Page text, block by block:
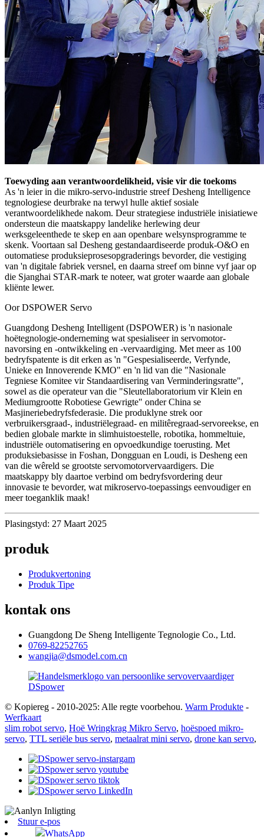
Toewyding aan verantwoordelikheid, visie vir die toekoms
As 'n leier in die mikro-servo-industrie streef Desheng Intelligence
tegnologiese deurbrake na terwyl hulle aktief sosiale
verantwoordelikhede nakom. Deur strategiese industriële inisiatiewe
ondersteun die maatskappy landelike herlewing deur
werksgeleenthede te skep en aan openbare welsynsprogramme te
skenk. Voortaan sal Desheng gestandaardiseerde produk-O&O en
outomatiese produksieprosesopgraderings bevorder, die vestiging
van 'n digitale fabriek versnel, en daarna streef om binne vyf jaar op
die Sjanghai STAR-mark te noteer, wat groter waarde aan globale
kliënte lewer.
Oor DSPOWER Servo
Guangdong Desheng Intelligent (DSPOWER) is 'n nasionale
hoëtegnologie-onderneming wat spesialiseer in servomotor-
navorsing en -ontwikkeling en -vervaardiging. Met meer as 100
bedryfspatente is dit erken as 'n "Gespesialiseerde, Verfynde,
Unieke en Innoverende KMO" en 'n lid van die "Nasionale
Tegniese Komitee vir Standaardisering van Verminderingsratte",
sowel as die operateur van die "Sleutellaboratorium vir Klein en
Mediumgrootte Robotiese Gewrigte" onder China se
Masjineriebedryfsfederasie. Die produklyne strek oor
verbruikersgraad-, industriëlegraad- en militêregraad-servoreekse, en
bedien globale markte in slimhuistoestelle, robotika, hommeltuie,
industriële outomatisering en opvoedkundige toerusting. Met
produksiebasisse in Foshan, Dongguan en Loudi, is Desheng een
van die wêreld se grootste servomotorvervaardigers. Die
maatskappy bly daartoe verbind om bedryfsvordering deur
innovasie te bevorder, wat mikroservo-toepassings eenvoudiger en
meer toeganklik maak!
Plasingstyd: 27 Maart 2025
produk
Produkvertoning
Produk Tipe
kontak ons
Guangdong De Sheng Intelligente Tegnologie Co., Ltd.
0769-82252765
wangjia@dsmodel.com.cn
© Kopiereg - 2010-2025: Alle regte voorbehou. Warm Produkte -
Werfkaart
slim robot servo, Hoë Wringkrag Mikro Servo, hoëspoed mikro-
servo, TTL seriële bus servo, metaalrat mini servo, drone kan servo,
Stuur e-pos
WhatsApp